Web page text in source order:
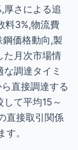
厚さによる追
料3%,物流費
価格動向,製
た月次市場情
調達タイミ
直接調達する
て平均15～
直接取引関係
。